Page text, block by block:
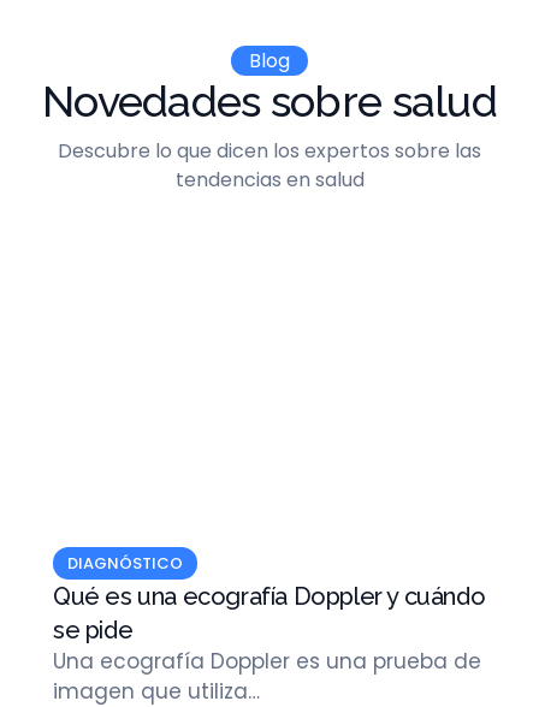
Blog
Novedades sobre salud
Descubre lo que dicen los expertos sobre las
tendencias en salud
DIAGNÓSTICO
Qué es una ecografía Doppler y cuándo
se pide
Una ecografía Doppler es una prueba de
imagen que utiliza…